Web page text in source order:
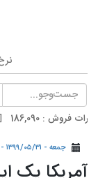
186,090 [زمان 21:58]
187,500 [زمان 20:59] جمعه - ۱۳۹۹/۰۵/۳۱ - ۱۰:۲۹